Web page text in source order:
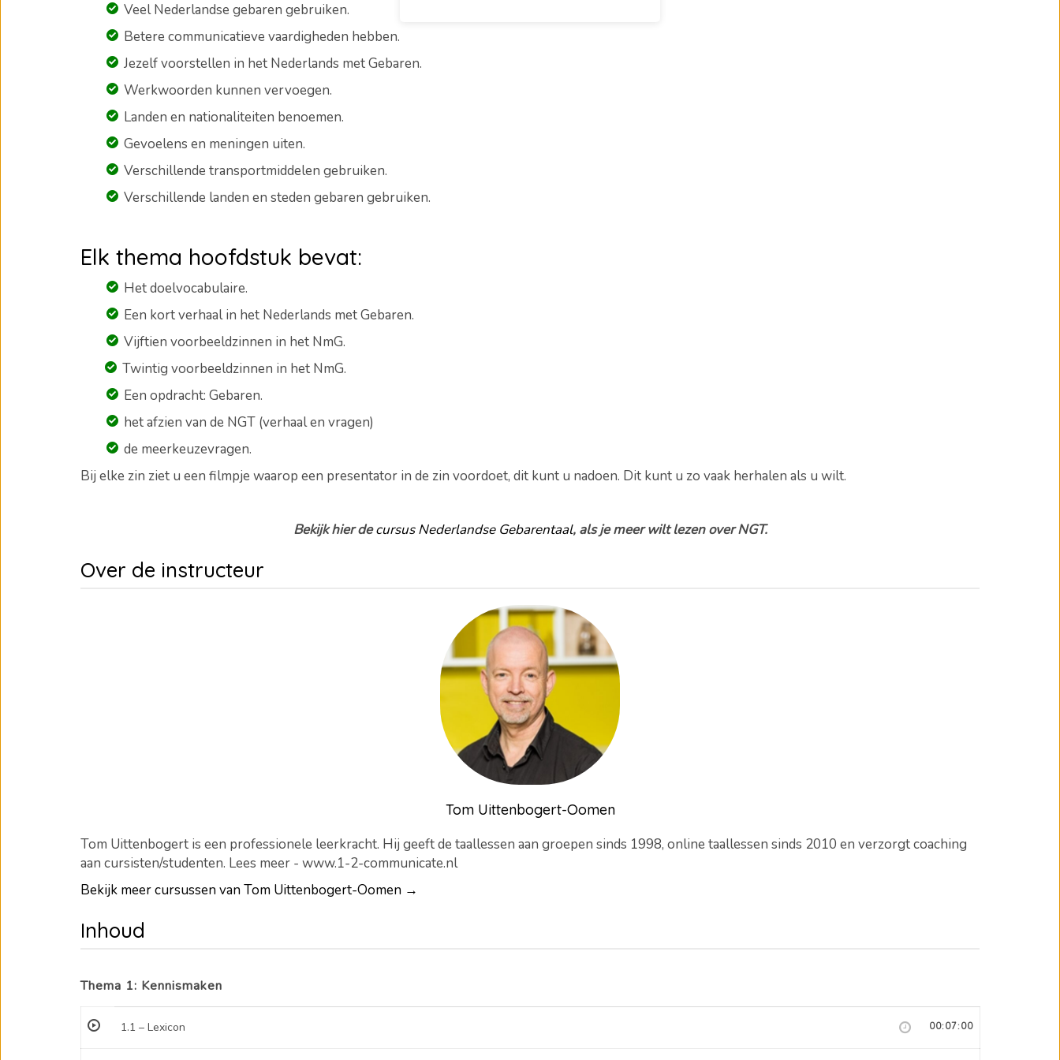
Veel Nederlandse gebaren gebruiken.
Betere communicatieve vaardigheden hebben.
Jezelf voorstellen in het Nederlands met Gebaren.
Werkwoorden kunnen vervoegen.
Landen en nationaliteiten benoemen.
Gevoelens en meningen uiten.
Verschillende transportmiddelen gebruiken.
Verschillende landen en steden gebaren gebruiken.
Elk thema hoofdstuk bevat:
Het doelvocabulaire.
Een kort verhaal in het Nederlands met Gebaren.
Vijftien voorbeeldzinnen in het NmG.
Twintig voorbeeldzinnen in het NmG.
Een opdracht: Gebaren.
het afzien van de NGT (verhaal en vragen)
de meerkeuzevragen.
Bij elke zin ziet u een filmpje waarop een presentator in de zin voordoet, dit kunt u nadoen. Dit kunt u zo vaak herhalen als u wilt.
Bekijk hier decursus Nederlandse Gebarentaal, als je meer wilt lezen over NGT.
Over de instructeur
Tom Uittenbogert-Oomen
Tom Uittenbogert is een professionele leerkracht. Hij geeft de taallessen aan groepen sinds 1998, online taallessen sinds 2010 en verzorgt coaching
aan cursisten/studenten. Lees meer - www.1-2-communicate.nl
Bekijk meer cursussen van Tom Uittenbogert-Oomen →
Inhoud
Thema 1: Kennismaken
1.1 – Lexicon 00:07:00